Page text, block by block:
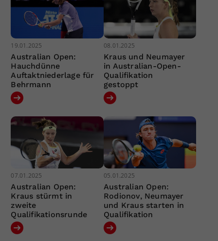
19.01.2025
Australian Open:
Hauchdünne
Auftaktniederlage für
Behrmann
08.01.2025
Kraus und Neumayer
in Australian-Open-
Qualifikation
gestoppt
07.01.2025
Australian Open:
Kraus stürmt in
zweite
Qualifikationsrunde
05.01.2025
Australian Open:
Rodionov, Neumayer
und Kraus starten in
Qualifikation